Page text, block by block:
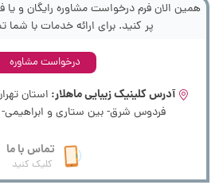
همین الان فرم درخواست مشاوره رایگان و یا
پر کنید. برای ارائه خدمات با
درخواست مشاوره
آدرس کلینیک زیبایی ماهلار: استان
فردوس شرق- بین ستاری و
تماس با ما
کلیک کنید